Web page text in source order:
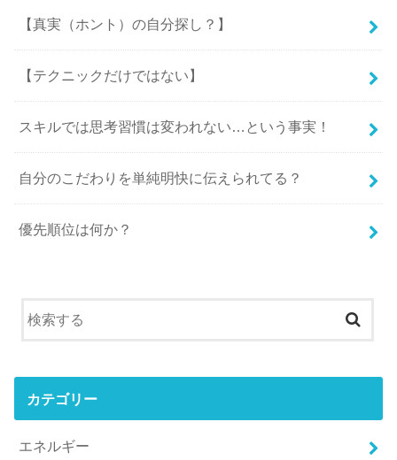
【真実（ホント）の自分探し？】
【テクニックだけではない】
スキルでは思考習慣は変われない…という事実！
自分のこだわりを単純明快に伝えられてる？
優先順位は何か？
カテゴリー
エネルギー